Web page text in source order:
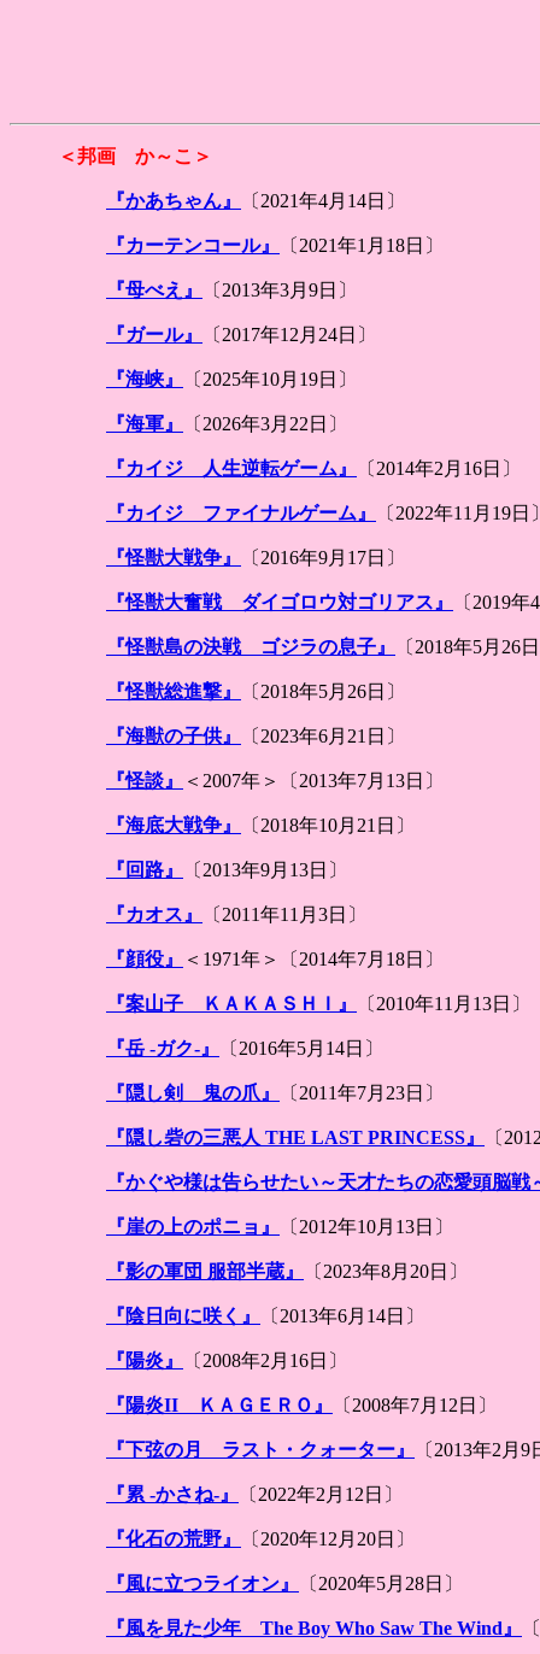
＜邦画 か～こ＞
『かあちゃん』 〔2021年4月14日〕
『カーテンコール』 〔2021年1月18日〕
『母べえ』 〔2013年3月9日〕
『ガール』 〔2017年12月24日〕
『海峡』 〔2025年10月19日〕
『海軍』 〔2026年3月22日〕
『カイジ 人生逆転ゲーム』 〔2014年2月16日〕
『カイジ ファイナルゲーム』 〔2022年11月19日〕
『怪獣大戦争』 〔2016年9月17日〕
『怪獣大奮戦 ダイゴロウ対ゴリアス』 〔2019年
『怪獣島の決戦 ゴジラの息子』 〔2018年5月26日
『怪獣総進撃』 〔2018年5月26日〕
『海獣の子供』 〔2023年6月21日〕
『怪談』 ＜2007年＞〔2013年7月13日〕
『海底大戦争』 〔2018年10月21日〕
『回路』 〔2013年9月13日〕
『カオス』 〔2011年11月3日〕
『顔役』 ＜1971年＞〔2014年7月18日〕
『案山子 ＫＡＫＡＳＨＩ』 〔2010年11月13日〕
『岳 -ガク-』 〔2016年5月14日〕
『隠し剣 鬼の爪』 〔2011年7月23日〕
『隠し砦の三悪人 THE LAST PRINCESS』 〔
『かぐや様は告らせたい～天才たちの恋愛頭脳戦
『崖の上のポニョ』 〔2012年10月13日〕
『影の軍団 服部半蔵』 〔2023年8月20日〕
『陰日向に咲く』 〔2013年6月14日〕
『陽炎』 〔2008年2月16日〕
『陽炎II ＫＡＧＥＲＯ』 〔2008年7月12日〕
『下弦の月 ラスト・クォーター』 〔2013年2月9
『累 -かさね-』 〔2022年2月12日〕
『化石の荒野』 〔2020年12月20日〕
『風に立つライオン』 〔2020年5月28日〕
『風を見た少年 The Boy Who Saw The Wind』